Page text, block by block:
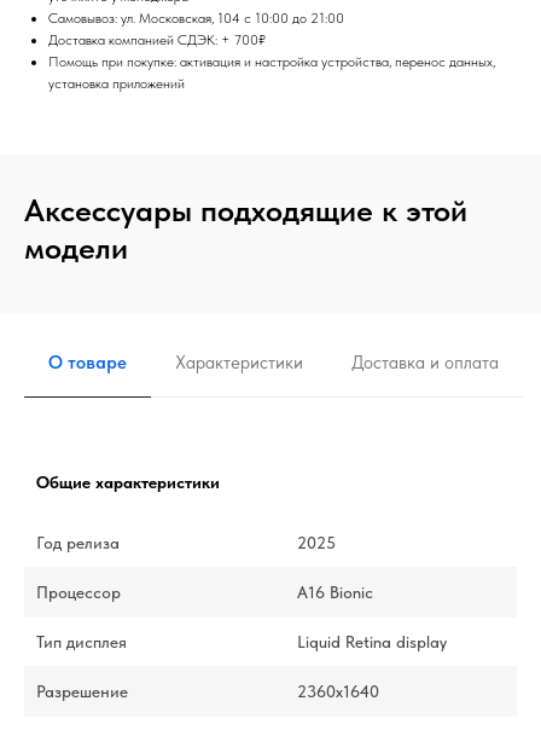
Самовывоз: ул. Московская, 104 с 10:00 до 21:00
Доставка компанией СДЭК: + 700₽
Помощь при покупке: активация и настройка устройства, перенос данных,
установка приложений
Аксессуары подходящие к этой
модели
О товаре Характеристики Доставка и оплата
Общие характеристики
Год релиза 2025
Процессор A16 Bionic
Тип дисплея Liquid Retina display
Разрешение 2360x1640